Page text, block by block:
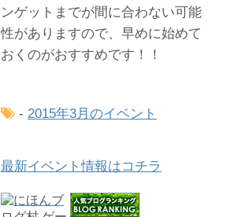
ンゲットまでが間に合わない可能
性がありますので、早めに始めて
おくのがおすすめです！！
- 2015年3月のイベント
最新イベント情報はコチラ